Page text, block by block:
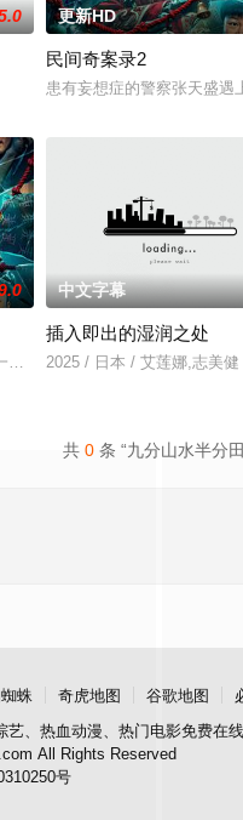
更新HD
民间奇案录2
患有妄想症的警察张天盛遇
迪离奇的神像杀人事件，勘案过程
中文字幕
插入即出的湿润之处
2025 / 日本 / 艾莲娜,志美健
共 0 条 “九分山水半分
蛛 奇虎地图 谷歌地图
、热血动漫、热门电影免费在
All Rights Reserved
号